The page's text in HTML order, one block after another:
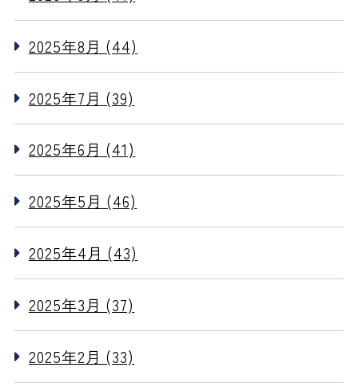
2025年8月 (44)
2025年7月 (39)
2025年6月 (41)
2025年5月 (46)
2025年4月 (43)
2025年3月 (37)
2025年2月 (33)